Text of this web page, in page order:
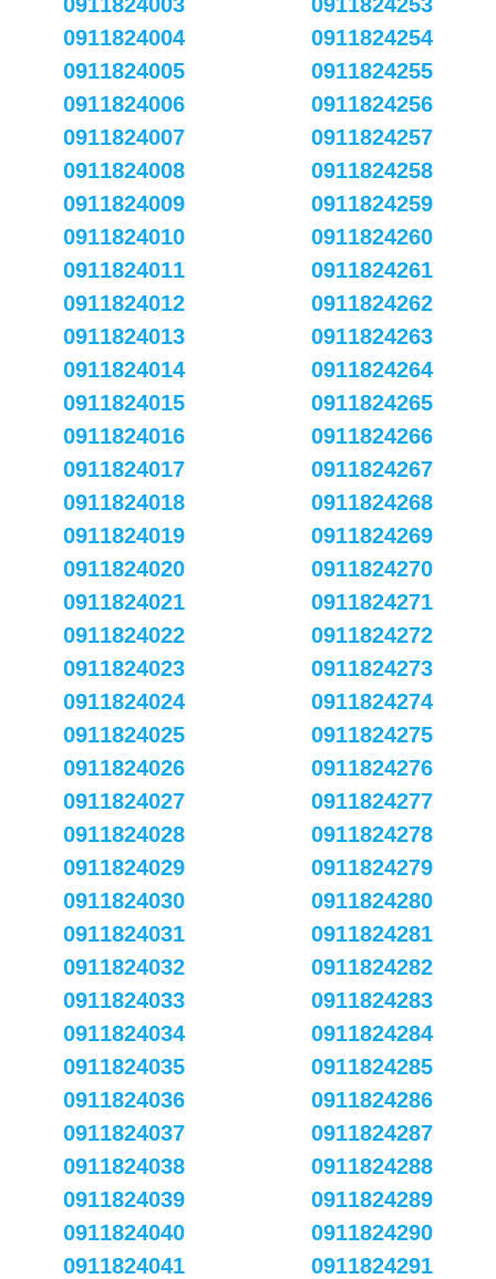
0911824004
0911824005
0911824006
0911824007
0911824008
0911824009
0911824010
0911824011
0911824012
0911824013
0911824014
0911824015
0911824016
0911824017
0911824018
0911824019
0911824020
0911824021
0911824022
0911824023
0911824024
0911824025
0911824026
0911824027
0911824028
0911824029
0911824030
0911824031
0911824032
0911824033
0911824034
0911824035
0911824036
0911824037
0911824038
0911824039
0911824040
0911824041
0911824254
0911824255
0911824256
0911824257
0911824258
0911824259
0911824260
0911824261
0911824262
0911824263
0911824264
0911824265
0911824266
0911824267
0911824268
0911824269
0911824270
0911824271
0911824272
0911824273
0911824274
0911824275
0911824276
0911824277
0911824278
0911824279
0911824280
0911824281
0911824282
0911824283
0911824284
0911824285
0911824286
0911824287
0911824288
0911824289
0911824290
0911824291